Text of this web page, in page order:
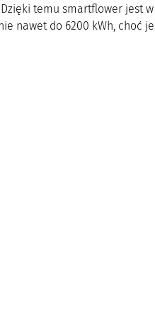
temu smartflower jest
nawet do 6200 kWh, choć